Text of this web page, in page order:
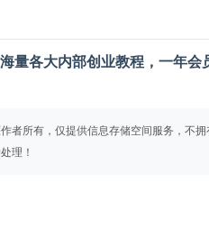
量各大内部创业教程，一年会
者所有，仅提供信息存储空间服务，不
理！